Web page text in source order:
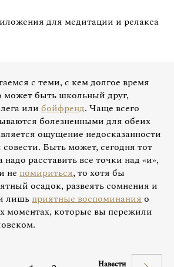
для медитации и релакса
с теми, с кем долгое время
быть школьный друг,
или бойфренд. Чаще всего
болезненными для обеих
ощущение недосказанности
Быть может, сегодня тот
расставить все точки над «и»,
не помириться, то хотя бы
осадок, развеять сомнения и
лишь приятные воспоминания о
моментах, которые вы пережили
Навести